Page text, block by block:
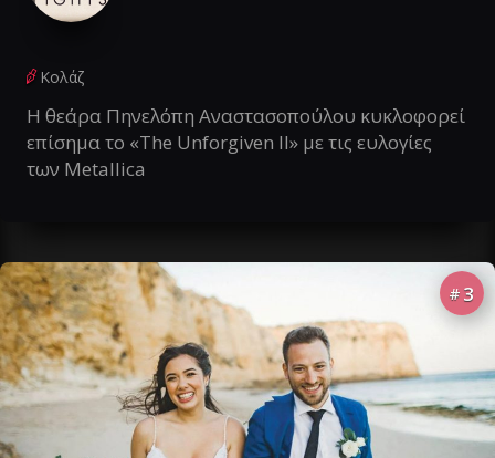
Κολάζ
Η θεάρα Πηνελόπη Αναστασοπούλου κυκλοφορεί
επίσημα το «The Unforgiven II» με τις ευλογίες
των Metallica
# 3